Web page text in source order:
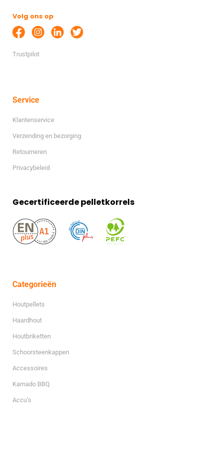
Volg ons op
Trustpilot
Service
Klantenservice
Verzending en bezorging
Retourneren
Privacybeleid
Gecertificeerde pelletkorrels
Categorieën
Houtpellets
Haardhout
Houtbriketten
Schoorsteenkappen
Accessoires
Kamado BBQ
Accu’s